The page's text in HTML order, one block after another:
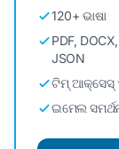
120+ ଭାଷା
PDF,
JSON
ଟିମ୍ ଆକ୍ସେସ୍
ଇମେଲ